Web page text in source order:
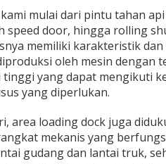
mulai dari pintu tahan
speed door, hingga rolling
memiliki karakteristik
oleh mesin dengan
tinggi yang dapat mengikuti
yang diperlukan.
area loading dock juga
mekanis yang
gudang dan lantai truk,